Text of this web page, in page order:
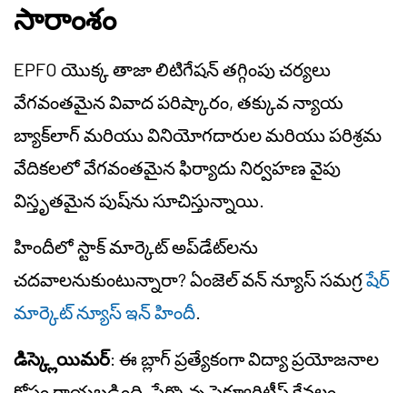
సారాంశం
EPFO యొక్క తాజా లిటిగేషన్ తగ్గింపు చర్యలు
వేగవంతమైన వివాద పరిష్కారం, తక్కువ న్యాయ
బ్యాక్‌లాగ్ మరియు వినియోగదారుల మరియు పరిశ్రమ
వేదికలలో వేగవంతమైన ఫిర్యాదు నిర్వహణ వైపు
విస్తృతమైన పుష్‌ను సూచిస్తున్నాయి.
హిందీలో స్టాక్ మార్కెట్ అప్‌డేట్‌లను
చదవాలనుకుంటున్నారా? ఏంజెల్ వన్ న్యూస్ సమగ్రషేర్
మార్కెట్ న్యూస్ ఇన్ హిందీ.
డిస్క్లెయిమర్: ఈ బ్లాగ్ ప్రత్యేకంగా విద్యా ప్రయోజనాల